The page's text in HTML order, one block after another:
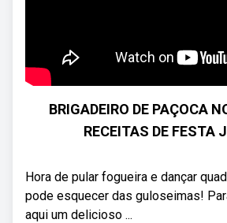
BRIGADEIRO DE PAÇOCA
RECEITAS DE FESTA
Hora de pular fogueira e dançar
pode esquecer das guloseimas!
aqui um delicioso ...